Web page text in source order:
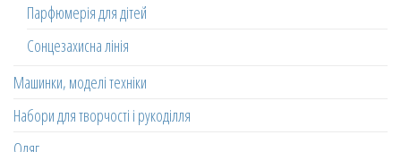
Парфюмерія для дітей
Сонцезахисна лінія
Машинки, моделі техніки
Набори для творчості і рукоділля